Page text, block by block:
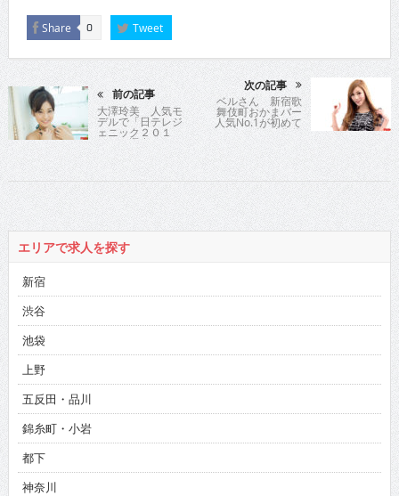
Share 0 Tweet
前の記事
大澤玲美 人気モ
デルで「日テレジ
ェニック２０１
５」に選出イメー
ジ最新作では大人
カワイイ七変化を
披露!!
次の記事
ベルさん 新宿歌
舞伎町おかまバー
人気No.1が初めて
のグラビア映像作
品をリリース
エリアで求人を探す
新宿
渋谷
池袋
上野
五反田・品川
錦糸町・小岩
都下
神奈川